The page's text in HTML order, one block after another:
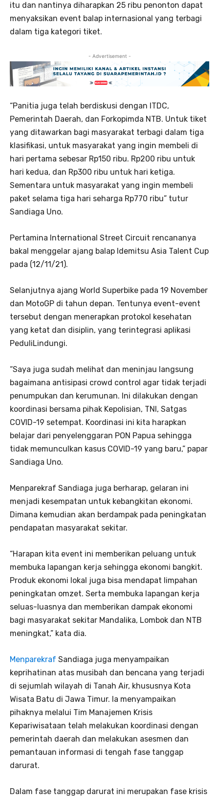
itu dan nantinya diharapkan 25 ribu penonton dapat
menyaksikan event balap internasional yang terbagi
dalam tiga kategori tiket.
- Advertisement -
“Panitia juga telah berdiskusi dengan ITDC,
Pemerintah Daerah, dan Forkopimda NTB. Untuk tiket
yang ditawarkan bagi masyarakat terbagi dalam tiga
klasifikasi, untuk masyarakat yang ingin membeli di
hari pertama sebesar Rp150 ribu. Rp200 ribu untuk
hari kedua, dan Rp300 ribu untuk hari ketiga.
Sementara untuk masyarakat yang ingin membeli
paket selama tiga hari seharga Rp770 ribu” tutur
Sandiaga Uno.
Pertamina International Street Circuit rencananya
bakal menggelar ajang balap Idemitsu Asia Talent Cup
pada (12/11/21).
Selanjutnya ajang World Superbike pada 19 November
dan MotoGP di tahun depan. Tentunya event-event
tersebut dengan menerapkan protokol kesehatan
yang ketat dan disiplin, yang terintegrasi aplikasi
PeduliLindungi.
“Saya juga sudah melihat dan meninjau langsung
bagaimana antisipasi crowd control agar tidak terjadi
penumpukan dan kerumunan. Ini dilakukan dengan
koordinasi bersama pihak Kepolisian, TNI, Satgas
COVID-19 setempat. Koordinasi ini kita harapkan
belajar dari penyelenggaran PON Papua sehingga
tidak memunculkan kasus COVID-19 yang baru,” papar
Sandiaga Uno.
Menparekraf Sandiaga juga berharap, gelaran ini
menjadi kesempatan untuk kebangkitan ekonomi.
Dimana kemudian akan berdampak pada peningkatan
pendapatan masyarakat sekitar.
“Harapan kita event ini memberikan peluang untuk
membuka lapangan kerja sehingga ekonomi bangkit.
Produk ekonomi lokal juga bisa mendapat limpahan
peningkatan omzet. Serta membuka lapangan kerja
seluas-luasnya dan memberikan dampak ekonomi
bagi masyarakat sekitar Mandalika, Lombok dan NTB
meningkat,” kata dia.
Menparekraf Sandiaga juga menyampaikan
keprihatinan atas musibah dan bencana yang terjadi
di sejumlah wilayah di Tanah Air, khususnya Kota
Wisata Batu di Jawa Timur. Ia menyampaikan
pihaknya melalui Tim Manajemen Krisis
Kepariwisataan telah melakukan koordinasi dengan
pemerintah daerah dan melakukan asesmen dan
pemantauan informasi di tengah fase tanggap
darurat.
Dalam fase tanggap darurat ini merupakan fase krisis